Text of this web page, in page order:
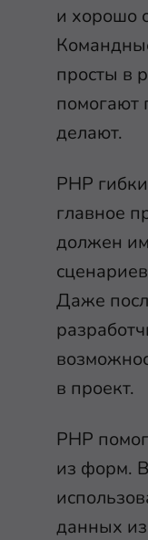
и хорошо
просты в
помогают
делают.
PHP
главное
должен
Даже
в проект.
PHP
из форм.
данных